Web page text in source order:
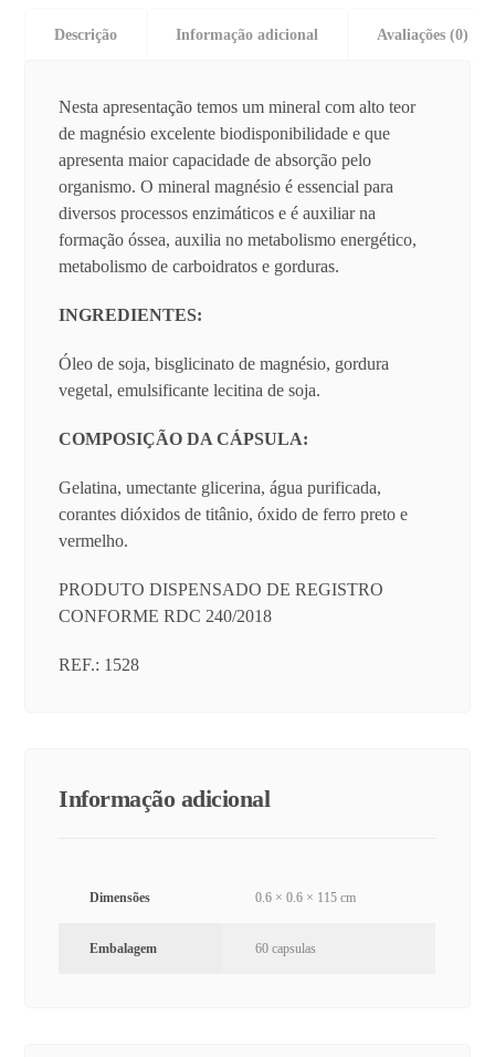
Descrição Informação adicional Avaliações (0)
Nesta apresentação temos um mineral com alto teor
de magnésio excelente biodisponibilidade e que
apresenta maior capacidade de absorção pelo
organismo. O mineral magnésio é essencial para
diversos processos enzimáticos e é auxiliar na
formação óssea, auxilia no metabolismo energético,
metabolismo de carboidratos e gorduras.
INGREDIENTES:
Óleo de soja, bisglicinato de magnésio, gordura
vegetal, emulsificante lecitina de soja.
COMPOSIÇÃO DA CÁPSULA:
Gelatina, umectante glicerina, água purificada,
corantes dióxidos de titânio, óxido de ferro preto e
vermelho.
PRODUTO DISPENSADO DE REGISTRO
CONFORME RDC 240/2018
REF.: 1528
Informação adicional
Dimensões 0.6 × 0.6 × 115 cm
Embalagem 60 capsulas